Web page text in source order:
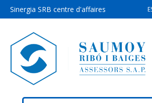
Sinergia SRB centre d'affaires